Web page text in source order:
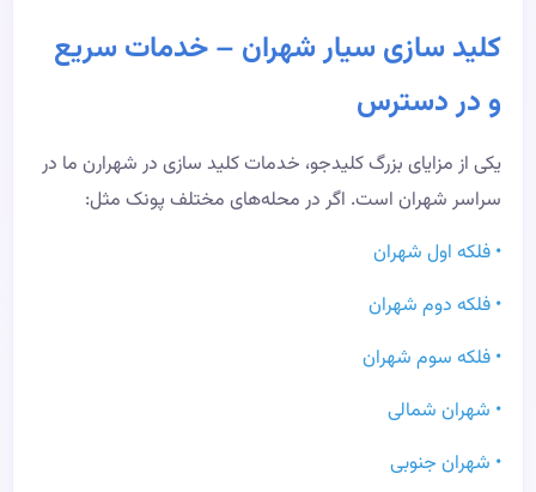
کلید سازی سیار شهران – خدمات سریع
و در دسترس
یکی از مزایای بزرگ کلیدجو، خدمات کلید سازی در شهرارن ما در
سراسر شهران است. اگر در محله‌های مختلف پونک مثل:
• فلکه اول شهران
• فلکه دوم شهران
• فلکه سوم شهران
• شهران شمالی
• شهران جنوبی